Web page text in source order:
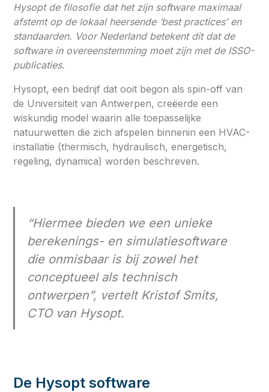
Hysopt de filosofie dat het zijn software maximaal
afstemt op de lokaal heersende ‘best practices’ en
standaarden. Voor Nederland betekent dit dat de
software in overeenstemming moet zijn met de ISSO-
publicaties.
Hysopt, een bedrijf dat ooit begon als spin-off van
de Universiteit van Antwerpen, creëerde een
wiskundig model waarin alle toepasselijke
natuurwetten die zich afspelen binnenin een HVAC-
installatie (thermisch, hydraulisch, energetisch,
regeling, dynamica) worden beschreven.
“Hiermee bieden we een unieke
berekenings- en simulatiesoftware
die onmisbaar is bij zowel het
conceptueel als technisch
ontwerpen”, vertelt Kristof Smits,
CTO van Hysopt.
De Hysopt software